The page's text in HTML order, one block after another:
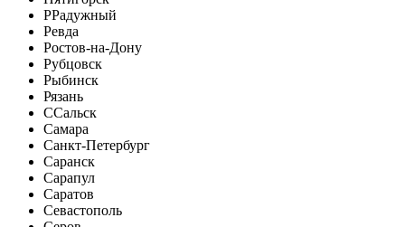
РРадужный
Ревда
Ростов-на-Дону
Рубцовск
Рыбинск
Рязань
ССальск
Самара
Санкт-Петербург
Саранск
Сарапул
Саратов
Севастополь